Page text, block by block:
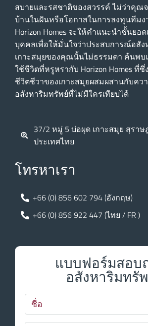
สบายและรสชาติของสวรรค์ ไม่ว่าคุณ
บ้านในฝันหรือโอกาสในการลงทุนทีม
Horizon Homes จะให้คําแนะนําชั้นยอ
บุคคลเพื่อให้มั่นใจว่าประสบการณ์อสั
เกาะสมุยของคุณนั้นไม่ธรรมดา ค้นพ
ใช้ชีวิตที่หรูหรากับ Horizon Homes ที่
ชีวิตชีวาของเกาะสมุยผสมผสานกับคว
อสังหาริมทรัพย์ที่ไม่มีใครเทียบได้
37/2 หมู่ 5 บ่อผุด เกาะสมุย สุรา
ประเทศไทย
โทรหาเรา
+66 (0) 856 602 794 (อังกฤษ)
+66 (0) 856 922 447 (ไทย / FR )
แบบฟอร์มสอบ
อสังหาริมทรั